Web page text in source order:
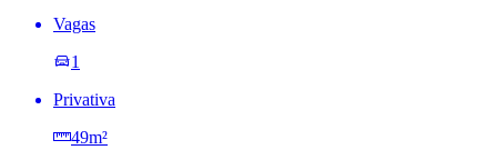
Vagas
1
Privativa
49m²